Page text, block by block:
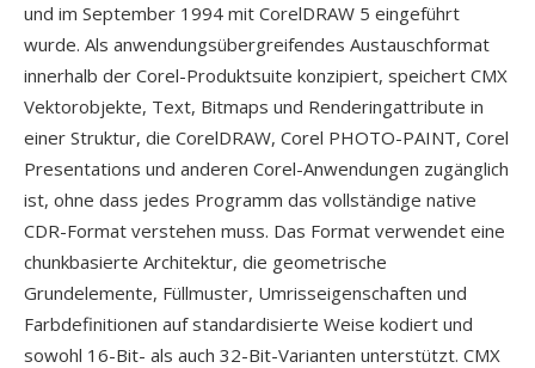
und im September 1994 mit CorelDRAW 5 eingeführt
wurde. Als anwendungsübergreifendes Austauschformat
innerhalb der Corel-Produktsuite konzipiert, speichert CMX
Vektorobjekte, Text, Bitmaps und Renderingattribute in
einer Struktur, die CorelDRAW, Corel PHOTO-PAINT, Corel
Presentations und anderen Corel-Anwendungen zugänglich
ist, ohne dass jedes Programm das vollständige native
CDR-Format verstehen muss. Das Format verwendet eine
chunkbasierte Architektur, die geometrische
Grundelemente, Füllmuster, Umrisseigenschaften und
Farbdefinitionen auf standardisierte Weise kodiert und
sowohl 16-Bit- als auch 32-Bit-Varianten unterstützt. CMX